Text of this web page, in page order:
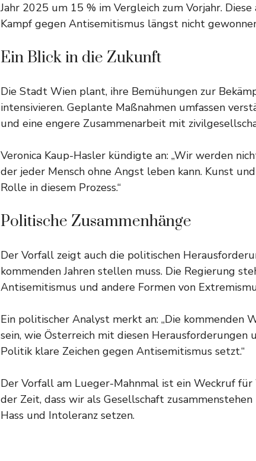
Jahr 2025 um 15 % im Vergleich zum Vorjahr.
Kampf gegen Antisemitismus längst nicht
Ein Blick in die Zukunft
Die Stadt Wien plant, ihre Bemühungen zur
intensivieren. Geplante Maßnahmen umfassen
und eine engere Zusammenarbeit mit
Veronica Kaup-Hasler kündigte an: „Wir werden
der jeder Mensch ohne Angst leben kann. Kunst
Rolle in diesem Prozess.“
Politische Zusammenhänge
Der Vorfall zeigt auch die politischen
kommenden Jahren stellen muss. Die Regierung
Antisemitismus und andere Formen von
Ein politischer Analyst merkt an: „Die kommenden
sein, wie Österreich mit diesen Herausforderungen
Politik klare Zeichen gegen Antisemitismus setzt.“
Der Vorfall am Lueger-Mahnmal ist ein Weckruf für
der Zeit, dass wir als Gesellschaft
Hass und Intoleranz setzen.